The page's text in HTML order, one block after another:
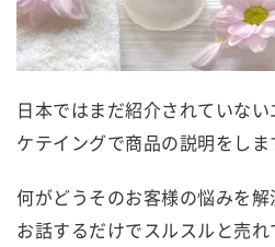
日本ではまだ紹介されていな
ケテイングで商品の説明をしま
何がどうそのお客様の悩みを
お話するだけでスルスルと売